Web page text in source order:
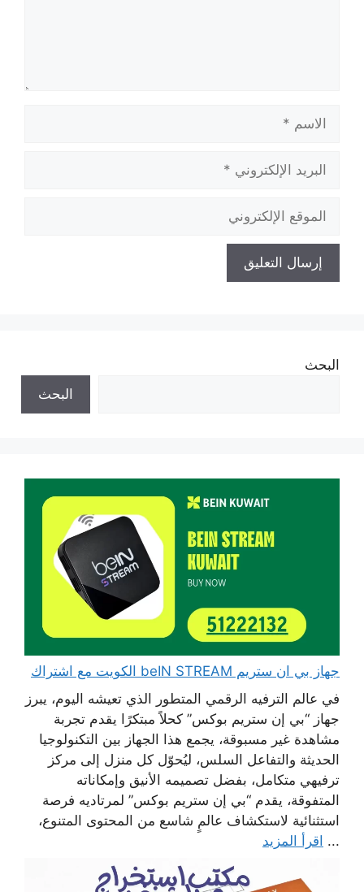
الإلكتروني
الإلكتروني
البحث
البحث
جهاز بي ان ستريم beIN STREAM الكويت مع اشتراك
في عالم الترفيه الرقمي المتطور الذي تعيشه اليوم، يبرز
جهاز “بي إن ستريم بوكس” كحلاً مبتكرًا يقدم تجربة
مشاهدة غير مسبوقة، يجمع هذا الجهاز بين التكنولوجيا
الحديثة والتفاعل السلس، ليُحوّل كل منزل إلى مركز
ترفيهي متكامل، بفضل تصميمه الأنيق وإمكاناته
المتفوقة، يقدم “بي إن ستريم بوكس” لمرتاديه فرصة
استثنائية لاستكشاف عالمٍ شاسع من المحتوى المتنوع،
... اقرأ المزيد